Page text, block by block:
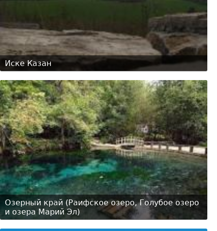
Иске Казан
Озерный край (Раифское озеро, Голубое озеро
и озера Марий Эл)